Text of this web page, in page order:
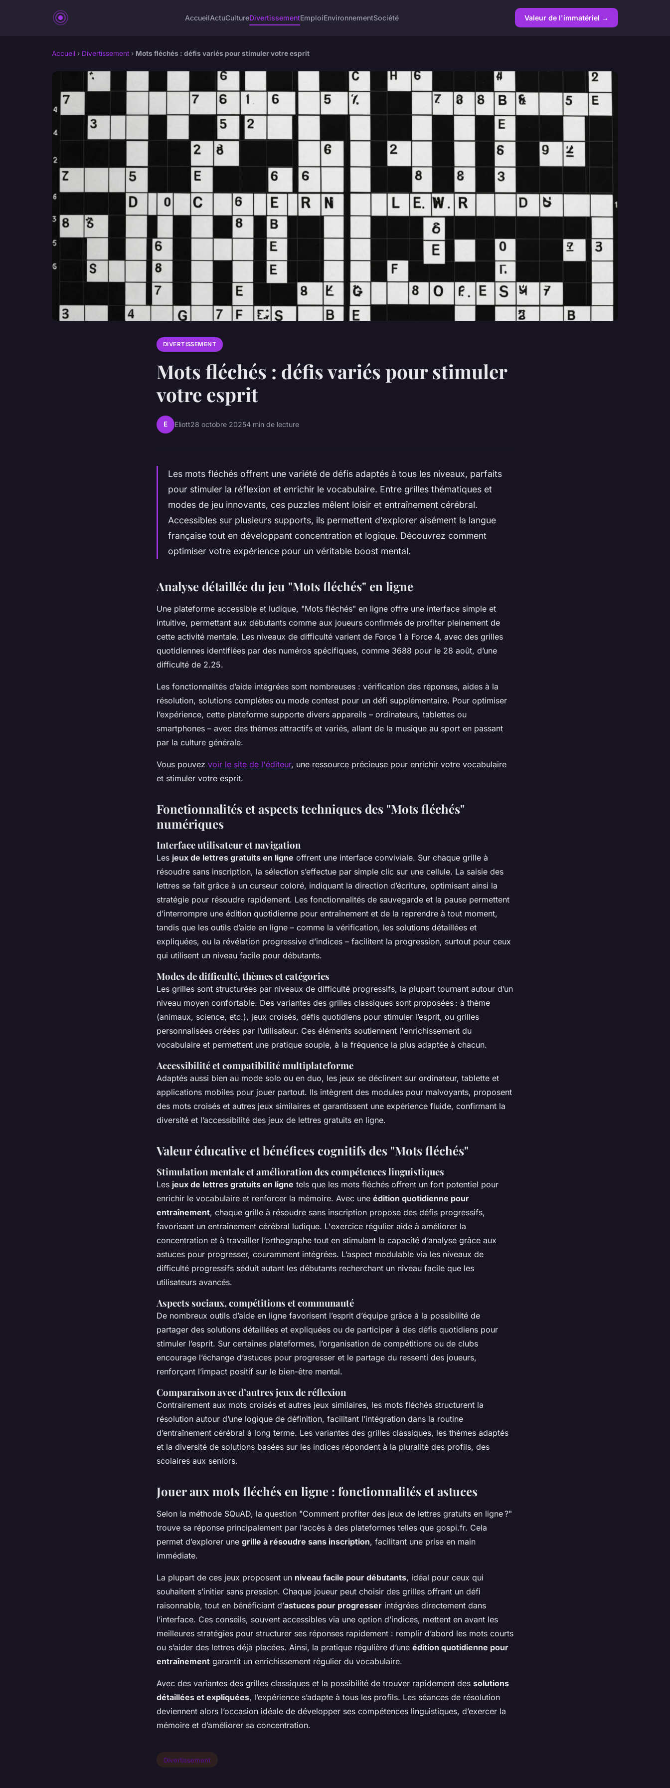
AccueilActuCultureDivertissementEmploiEnvironnementSociété Valeur de l'immatériel →
Accueil › Divertissement › Mots fléchés : défis variés pour stimuler votre esprit
DIVERTISSEMENT
Mots fléchés : défis variés pour stimuler
votre esprit
E Eliott28 octobre 20254 min de lecture
Les mots fléchés offrent une variété de défis adaptés à tous les niveaux, parfaits
pour stimuler la réflexion et enrichir le vocabulaire. Entre grilles thématiques et
modes de jeu innovants, ces puzzles mêlent loisir et entraînement cérébral.
Accessibles sur plusieurs supports, ils permettent d’explorer aisément la langue
française tout en développant concentration et logique. Découvrez comment
optimiser votre expérience pour un véritable boost mental.
Analyse détaillée du jeu "Mots fléchés" en ligne
Une plateforme accessible et ludique, "Mots fléchés" en ligne offre une interface simple et
intuitive, permettant aux débutants comme aux joueurs confirmés de profiter pleinement de
cette activité mentale. Les niveaux de difficulté varient de Force 1 à Force 4, avec des grilles
quotidiennes identifiées par des numéros spécifiques, comme 3688 pour le 28 août, d’une
difficulté de 2.25.
Les fonctionnalités d’aide intégrées sont nombreuses : vérification des réponses, aides à la
résolution, solutions complètes ou mode contest pour un défi supplémentaire. Pour optimiser
l’expérience, cette plateforme supporte divers appareils – ordinateurs, tablettes ou
smartphones – avec des thèmes attractifs et variés, allant de la musique au sport en passant
par la culture générale.
Vous pouvez voir le site de l'éditeur, une ressource précieuse pour enrichir votre vocabulaire
et stimuler votre esprit.
Fonctionnalités et aspects techniques des "Mots fléchés"
numériques
Interface utilisateur et navigation
Les jeux de lettres gratuits en ligne offrent une interface conviviale. Sur chaque grille à
résoudre sans inscription, la sélection s’effectue par simple clic sur une cellule. La saisie des
lettres se fait grâce à un curseur coloré, indiquant la direction d’écriture, optimisant ainsi la
stratégie pour résoudre rapidement. Les fonctionnalités de sauvegarde et la pause permettent
d’interrompre une édition quotidienne pour entraînement et de la reprendre à tout moment,
tandis que les outils d’aide en ligne – comme la vérification, les solutions détaillées et
expliquées, ou la révélation progressive d’indices – facilitent la progression, surtout pour ceux
qui utilisent un niveau facile pour débutants.
Modes de difficulté, thèmes et catégories
Les grilles sont structurées par niveaux de difficulté progressifs, la plupart tournant autour d’un
niveau moyen confortable. Des variantes des grilles classiques sont proposées : à thème
(animaux, science, etc.), jeux croisés, défis quotidiens pour stimuler l’esprit, ou grilles
personnalisées créées par l’utilisateur. Ces éléments soutiennent l'enrichissement du
vocabulaire et permettent une pratique souple, à la fréquence la plus adaptée à chacun.
Accessibilité et compatibilité multiplateforme
Adaptés aussi bien au mode solo ou en duo, les jeux se déclinent sur ordinateur, tablette et
applications mobiles pour jouer partout. Ils intègrent des modules pour malvoyants, proposent
des mots croisés et autres jeux similaires et garantissent une expérience fluide, confirmant la
diversité et l’accessibilité des jeux de lettres gratuits en ligne.
Valeur éducative et bénéfices cognitifs des "Mots fléchés"
Stimulation mentale et amélioration des compétences linguistiques
Les jeux de lettres gratuits en ligne tels que les mots fléchés offrent un fort potentiel pour
enrichir le vocabulaire et renforcer la mémoire. Avec une édition quotidienne pour
entraînement, chaque grille à résoudre sans inscription propose des défis progressifs,
favorisant un entraînement cérébral ludique. L'exercice régulier aide à améliorer la
concentration et à travailler l’orthographe tout en stimulant la capacité d’analyse grâce aux
astuces pour progresser, couramment intégrées. L’aspect modulable via les niveaux de
difficulté progressifs séduit autant les débutants recherchant un niveau facile que les
utilisateurs avancés.
Aspects sociaux, compétitions et communauté
De nombreux outils d’aide en ligne favorisent l’esprit d’équipe grâce à la possibilité de
partager des solutions détaillées et expliquées ou de participer à des défis quotidiens pour
stimuler l’esprit. Sur certaines plateformes, l’organisation de compétitions ou de clubs
encourage l’échange d’astuces pour progresser et le partage du ressenti des joueurs,
renforçant l’impact positif sur le bien-être mental.
Comparaison avec d’autres jeux de réflexion
Contrairement aux mots croisés et autres jeux similaires, les mots fléchés structurent la
résolution autour d’une logique de définition, facilitant l’intégration dans la routine
d’entraînement cérébral à long terme. Les variantes des grilles classiques, les thèmes adaptés
et la diversité de solutions basées sur les indices répondent à la pluralité des profils, des
scolaires aux seniors.
Jouer aux mots fléchés en ligne : fonctionnalités et astuces
Selon la méthode SQuAD, la question "Comment profiter des jeux de lettres gratuits en ligne ?"
trouve sa réponse principalement par l’accès à des plateformes telles que gospi.fr. Cela
permet d’explorer une grille à résoudre sans inscription, facilitant une prise en main
immédiate.
La plupart de ces jeux proposent un niveau facile pour débutants, idéal pour ceux qui
souhaitent s’initier sans pression. Chaque joueur peut choisir des grilles offrant un défi
raisonnable, tout en bénéficiant d’astuces pour progresser intégrées directement dans
l’interface. Ces conseils, souvent accessibles via une option d’indices, mettent en avant les
meilleures stratégies pour structurer ses réponses rapidement : remplir d’abord les mots courts
ou s’aider des lettres déjà placées. Ainsi, la pratique régulière d’une édition quotidienne pour
entraînement garantit un enrichissement régulier du vocabulaire.
Avec des variantes des grilles classiques et la possibilité de trouver rapidement des solutions
détaillées et expliquées, l’expérience s’adapte à tous les profils. Les séances de résolution
deviennent alors l’occasion idéale de développer ses compétences linguistiques, d’exercer la
mémoire et d’améliorer sa concentration.
Divertissement